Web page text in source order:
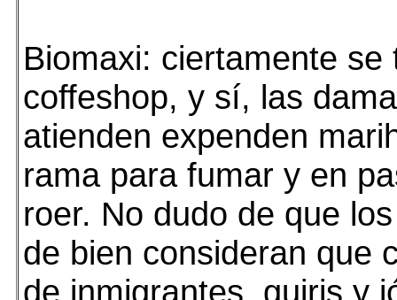
Biomaxi: ciertamente se
coffeshop, y sí, las
atienden expenden
rama para fumar y en
roer. No dudo de que
de bien consideran que
de inmigrantes, guiris y